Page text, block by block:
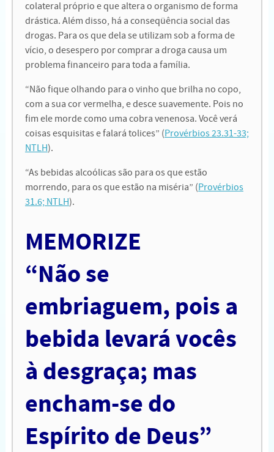
colateral próprio e que altera o organismo de forma
drástica. Além disso, há a conseqüência social das
drogas. Para os que dela se utilizam sob a forma de
vício, o desespero por comprar a droga causa um
problema financeiro para toda a família.
“Não fique olhando para o vinho que brilha no copo,
com a sua cor vermelha, e desce suavemente. Pois no
fim ele morde como uma cobra venenosa. Você verá
coisas esquisitas e falará tolices” (Provérbios 23.31-33;
NTLH).
“As bebidas alcoólicas são para os que estão
morrendo, para os que estão na miséria” (Provérbios
31.6; NTLH).
MEMORIZE
“Não se
embriaguem, pois a
bebida levará vocês
à desgraça; mas
encham-se do
Espírito de Deus”